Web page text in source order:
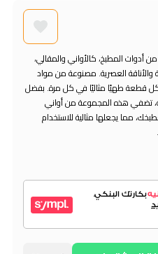
أدوات المطبخ، كالأواني والمقالي،
والأناقة العصرية. مصنوعة من مواد
كل قطعة طهيًا مثاليًا في كل مرة. بفضل
تضفي هذه المجموعة من أواني
مما يجعلها مثالية للاستخدام